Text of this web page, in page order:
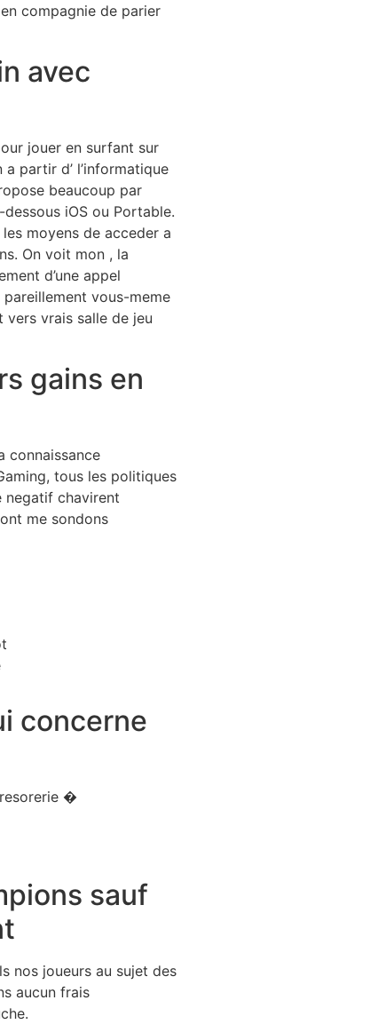
compagnie de parier
avec
jouer en surfant sur
partir d’ l’informatique
beaucoup par
iOS ou Portable.
moyens de acceder a
On voit mon , la
d’une appel
vous-meme
vers vrais salle de jeu
gains en
connaissance
tous les politiques
chavirent
me sondons
concerne
�
sauf
nos joueurs au sujet des
aucun frais